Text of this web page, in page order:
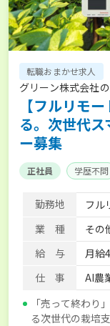
転職おまかせ求人
グリーン株式会社
【フルリモ
る。次世代
ー募集
正社員 学歴不問
勤務地
フル
業 種
その
給 与
月給
仕 事
AI農
「売って終わり
る次世代の栽培支